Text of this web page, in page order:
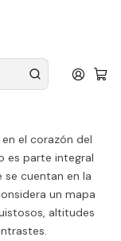
el corazón del
es parte integral
se cuentan en la
un mapa
altitudes